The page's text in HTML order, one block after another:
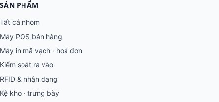
SẢN PHẨM
Tất cả nhóm
Máy POS bán hàng
Máy in mã vạch · hoá đơn
Kiểm soát ra vào
RFID & nhận dạng
Kệ kho · trưng bày